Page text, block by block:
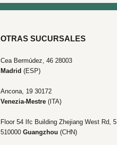
OTRAS SUCURSALES
Cea Bermúdez, 46 28003
Madrid (ESP)
Ancona, 19 30172
Venezia-Mestre (ITA)
Floor 54 Ifc Building Zhejiang West Rd, 5
510000 Guangzhou (CHN)